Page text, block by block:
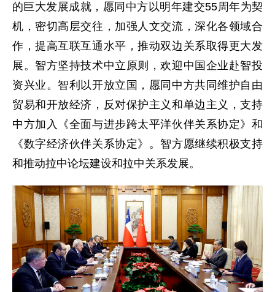
的巨大发展成就，愿同中方以明年建交55周年为契
机，密切高层交往，加强人文交流，深化各领域合
作，提高互联互通水平，推动双边关系取得更大发
展。智方坚持技术中立原则，欢迎中国企业赴智投
资兴业。智利以开放立国，愿同中方共同维护自由
贸易和开放经济，反对保护主义和单边主义，支持
中方加入《全面与进步跨太平洋伙伴关系协定》和
《数字经济伙伴关系协定》。智方愿继续积极支持
和推动拉中论坛建设和拉中关系发展。